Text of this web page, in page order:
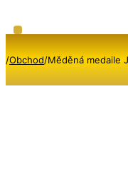
/Obchod/Měděná medaile